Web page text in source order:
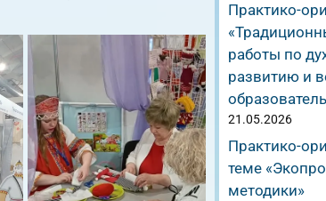
Практико-
работы по
развитию и
21.05.2026
Практико-
теме
методики»